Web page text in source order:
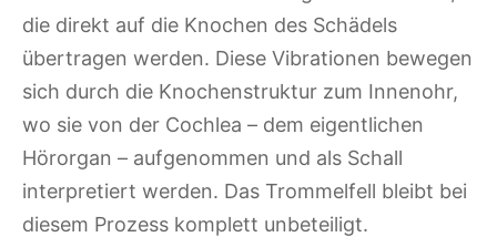
die direkt auf die Knochen des Schädels
übertragen werden. Diese Vibrationen bewegen
sich durch die Knochenstruktur zum Innenohr,
wo sie von der Cochlea – dem eigentlichen
Hörorgan – aufgenommen und als Schall
interpretiert werden. Das Trommelfell bleibt bei
diesem Prozess komplett unbeteiligt.